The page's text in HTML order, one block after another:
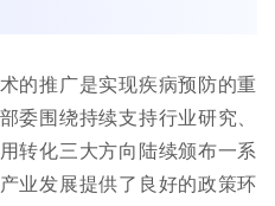
的推广是实现疾病预防的重
委围绕持续支持行业研究、
转化三大方向陆续颁布一系
业发展提供了良好的政策环